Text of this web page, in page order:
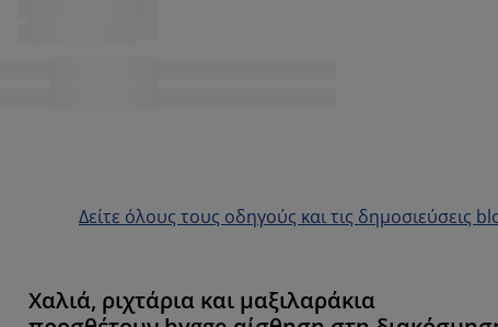
Δείτε όλους τους οδηγούς και τις δημοσιεύσεις
Χαλιά, ριχτάρια και μαξιλαράκια